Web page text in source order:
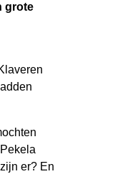
grote
er? En